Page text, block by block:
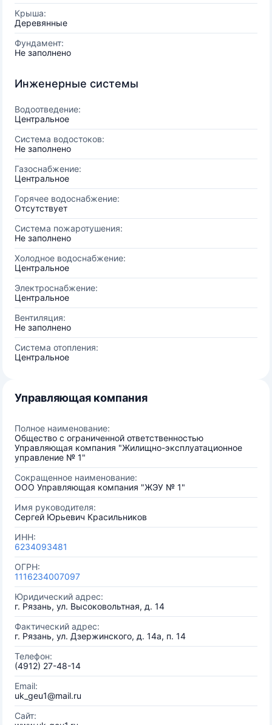
Крыша:
Деревянные
Фундамент:
Не заполнено
Инженерные системы
Водоотведение:
Центральное
Система водостоков:
Не заполнено
Газоснабжение:
Центральное
Горячее водоснабжение:
Отсутствует
Система пожаротушения:
Не заполнено
Холодное водоснабжение:
Центральное
Электроснабжение:
Центральное
Вентиляция:
Не заполнено
Система отопления:
Центральное
Управляющая компания
Полное наименование:
Общество с ограниченной ответственностью
Управляющая компания "Жилищно-эксплуатационное
управление № 1"
Сокращенное наименование:
ООО Управляющая компания "ЖЭУ № 1"
Имя руководителя:
Сергей Юрьевич Красильников
ИНН:
6234093481
ОГРН:
1116234007097
Юридический адрес:
г. Рязань, ул. Высоковольтная, д. 14
Фактический адрес:
г. Рязань, ул. Дзержинского, д. 14а, п. 14
Телефон:
(4912) 27-48-14
Email:
uk_geu1@mail.ru
Сайт: